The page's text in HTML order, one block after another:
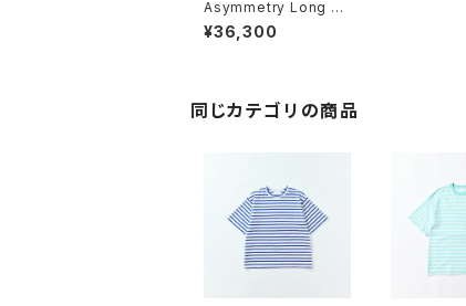
Asymmetry Long Sl
eeve Shirt
¥36,300
同じカテゴリの商品